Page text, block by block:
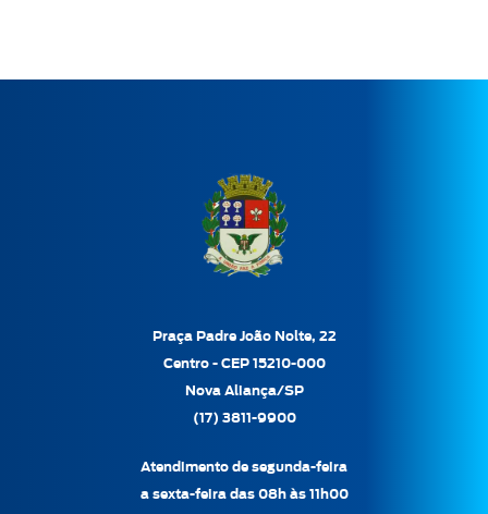
Praça Padre João Nolte, 22
Centro - CEP 15210-000
Nova Aliança/SP
(17) 3811-9900
Atendimento de segunda-feira
a sexta-feira das 08h às 11h00